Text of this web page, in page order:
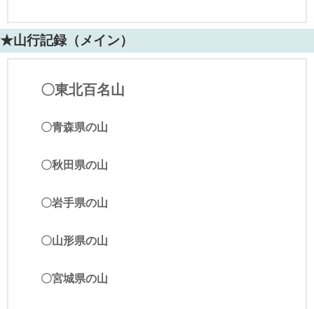
★山行記録（メイン）
〇東北百名山
〇青森県の山
〇秋田県の山
〇岩手県の山
〇山形県の山
〇宮城県の山